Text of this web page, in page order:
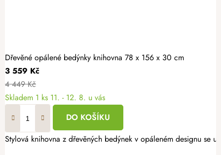
Dřevěné opálené bedýnky knihovna 78 x 156 x 30 cm
3 559 Kč
4 449 Kč
Skladem 1 ks 11. - 12. 8. u vás
DO KOŠÍKU
Stylová knihovna z dřevěných bedýnek v opáleném designu se